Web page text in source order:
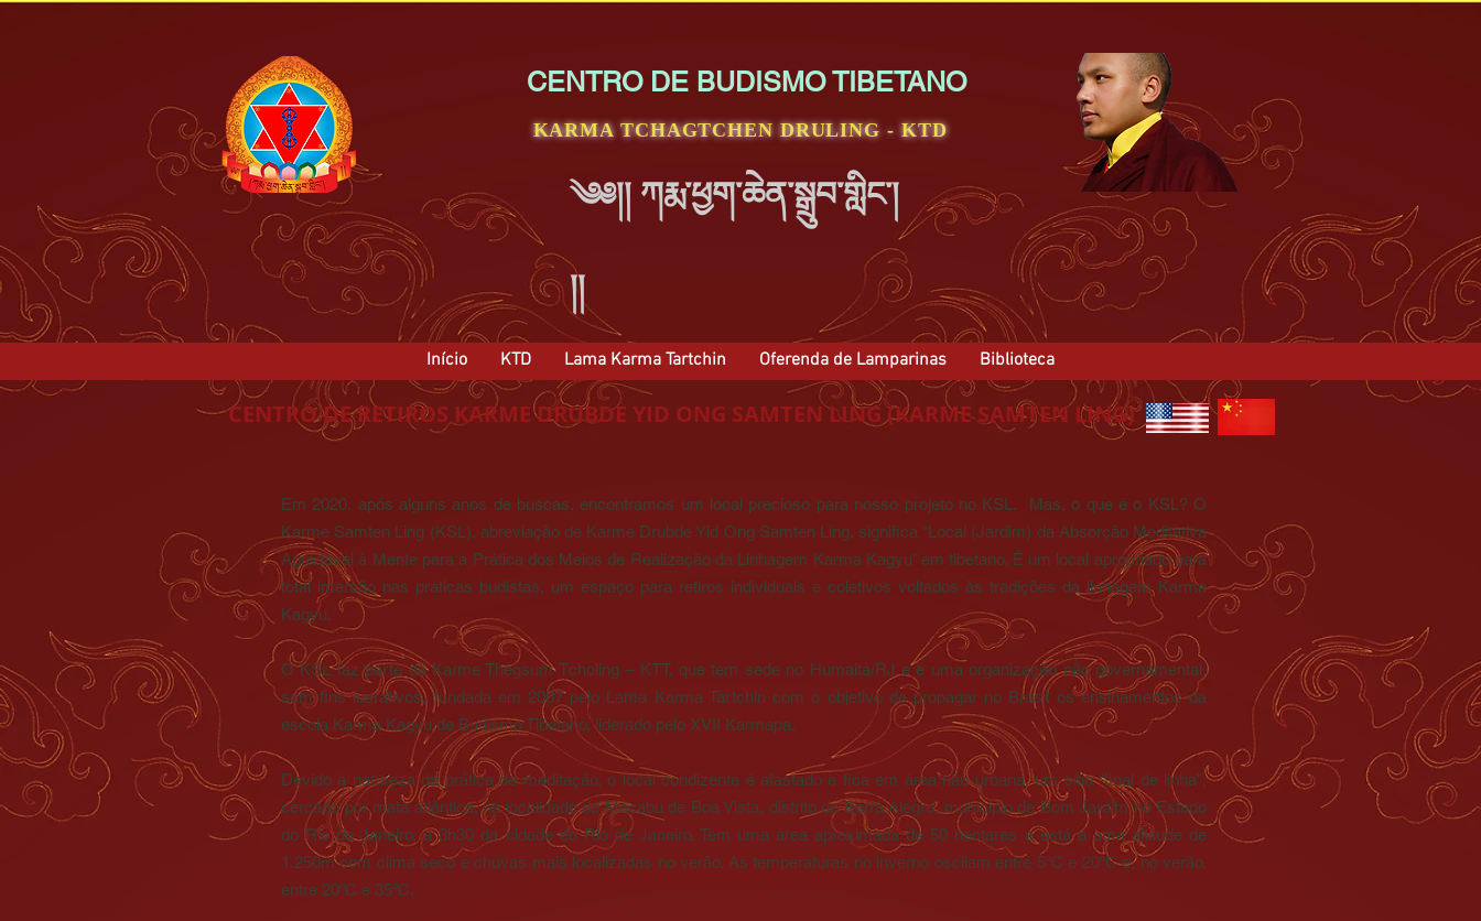
CENTRO DE BUDISMO TIBETANO
KARMA TCHAGTCHEN DRULING - KTD
༄༅།། ཀརྨ་ཕྱག་ཆེན་སྒྲུབ་གླིང་།
།།
Início KTD Lama Karma Tartchin Oferenda de Lamparinas Biblioteca
CENTRO DE RETIROS KARME DRUBDE YID ONG SAMTEN LING (KARME SAMTEN LING)
Em 2020, após alguns anos de buscas, encontramos um local precioso para nosso projeto no KSL. Mas, o que é o KSL? O
Karme Samten Ling (KSL), abreviação de Karme Drubde Yid Ong Samten Ling, significa “Local (Jardim) da Absorção Meditativa
Agradável à Mente para a Prática dos Meios de Realização da Linhagem Karma Kagyu” em tibetano. É um local apropriado para
total imersão nas práticas budistas, um espaço para retiros individuais e coletivos voltados às tradições da linhagem Karma
Kagyu.
O KSL faz parte da Karme Thegsum Tcholing – KTT, que tem sede no Humaitá/RJ e é uma organização não governamental,
sem fins lucrativos, fundada em 2007 pelo Lama Karma Tartchin com o objetivo de propagar no Brasil os ensinamentos da
escola Karma Kagyu de Budismo Tibetano, liderado pelo XVII Karmapa.
Devido à natureza da prática de meditação, o local condizente é afastado e fica em área não urbana, um sítio “final de linha”,
cercado por mata atlântica, na localidade de Macabu de Boa Vista, distrito de Barra Alegre, município de Bom Jardim no Estado
do Rio de Janeiro, a 3h30 da cidade do Rio de Janeiro. Tem uma área aproximada de 50 hectares e está a uma altitude de
1.250m com clima seco e chuvas mais localizadas no verão. As temperaturas no inverno oscilam entre 5ºC e 20ºC e, no verão,
entre 20ºC e 35ºC.